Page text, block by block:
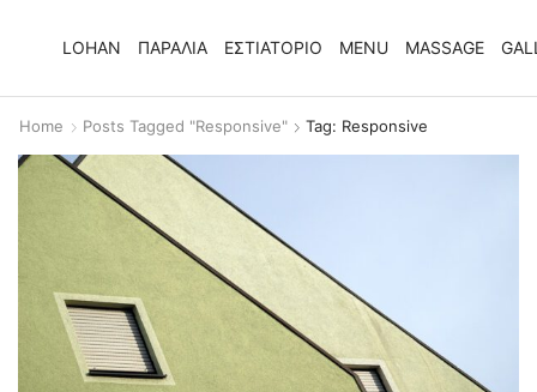
LOHAN ΠΑΡΑΛΙΑ ΕΣΤΙΑΤΟΡΙΟ MENU MASSAGE
Home Posts Tagged "responsive" Tag: Responsive